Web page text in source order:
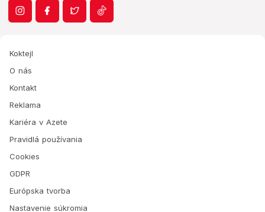
Koktejl
O nás
Kontakt
Reklama
Kariéra v Azete
Pravidlá používania
Cookies
GDPR
Európska tvorba
Nastavenie súkromia